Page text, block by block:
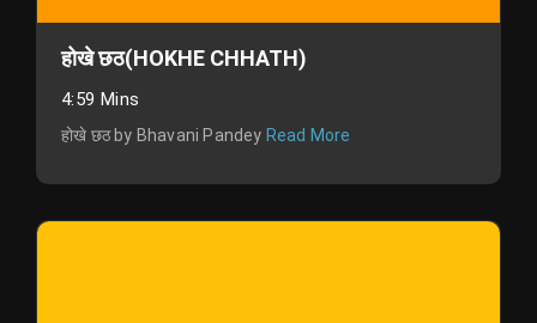
होखे छठ(HOKHE CHHATH)
4:59 Mins
होखे छठ by Bhavani Pandey Read More